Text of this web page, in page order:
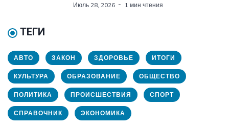
Июль 28, 2026 1 мин чтения
ТЕГИ
АВТО ЗАКОН ЗДОРОВЬЕ ИТОГИ
КУЛЬТУРА ОБРАЗОВАНИЕ ОБЩЕСТВО
ПОЛИТИКА ПРОИСШЕСТВИЯ СПОРТ
СПРАВОЧНИК ЭКОНОМИКА